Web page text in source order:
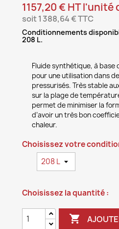
1157,20 € HT l'unité
soit 1 388,64 € TTC
Conditionnements
208 L.
Fluide synthétique, à base
pour une utilisation dans
pressurisés. Très stable
sur la plage de
permet de minimiser la
d’avoir un très bon
chaleur.
Choisissez votre
Choisissez la quantité :
